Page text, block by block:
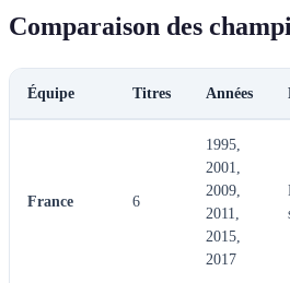
Comparaison des
Équipe Titres Années
France 6
1995,
2001,
2009,
2011,
2015,
2017